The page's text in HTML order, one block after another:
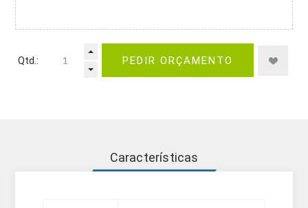
Qtd.: PEDIR ORÇAMENTO
Características